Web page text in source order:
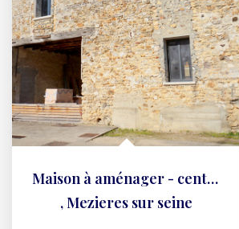
Maison à aménager - centre ville - 107 m²
,Mezieres sur seine